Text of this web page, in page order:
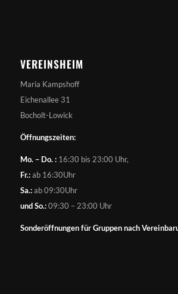
VEREINSHEIM
Maria Kampshoff
Eichenallee 31
Bocholt-Lowick
Öffnungszeiten:
Mo. – Do. :16:30 bis 23:00 Uhr,
Fr.:ab 16:30Uhr
Sa.:ab 09:30Uhr
und So.:09:30 – 23:00 Uhr
Sonderöffnungen für Gruppen nach